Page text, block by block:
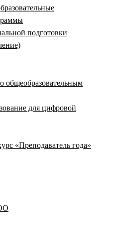
подготовки
общеобразовательным
для цифровой
«Преподаватель года»